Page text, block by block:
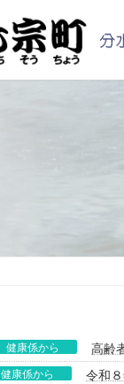
健康係から
高齢
健康係から
令和